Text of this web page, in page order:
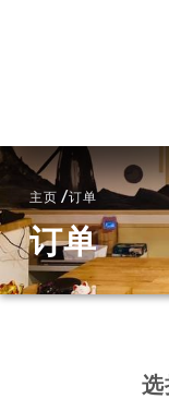
主页 /订单
订单
选